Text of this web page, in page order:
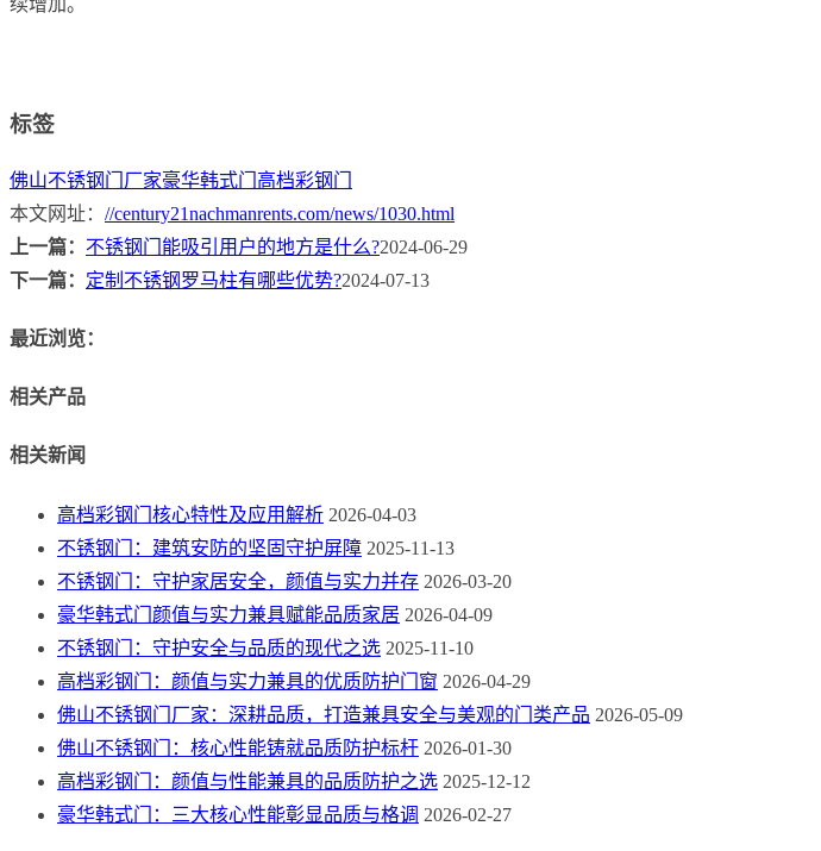
续增加。
标签
佛山不锈钢门厂家豪华韩式门 高档彩钢门
本文网址： //century21nachmanrents.com/news/1030.html
上一篇： 不锈钢门能吸引用户的地方是什么?2024-06-29
下一篇： 定制不锈钢罗马柱有哪些优势?2024-07-13
最近浏览：
相关产品
相关新闻
高档彩钢门核心特性及应用解析 2026-04-03
不锈钢门：建筑安防的坚固守护屏障 2025-11-13
不锈钢门：守护家居安全，颜值与实力并存 2026-03-20
豪华韩式门颜值与实力兼具赋能品质家居 2026-04-09
不锈钢门：守护安全与品质的现代之选 2025-11-10
高档彩钢门：颜值与实力兼具的优质防护门窗 2026-04-29
佛山不锈钢门厂家：深耕品质，打造兼具安全与美观的门类产品 2026-05-09
佛山不锈钢门：核心性能铸就品质防护标杆 2026-01-30
高档彩钢门：颜值与性能兼具的品质防护之选 2025-12-12
豪华韩式门：三大核心性能彰显品质与格调 2026-02-27